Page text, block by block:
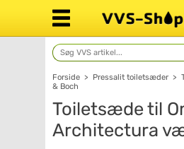
Forside > Pressalit toiletsæder >
& Boch
Toiletsæde til
Architectura